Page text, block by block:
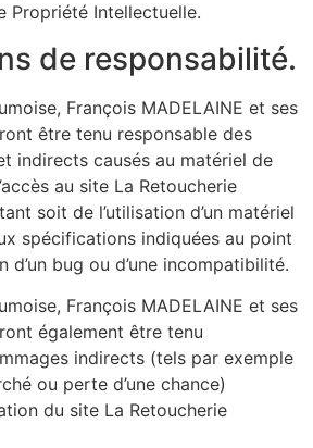
Propriété Intellectuelle.
de responsabilité.
François MADELAINE et ses
être tenu responsable des
indirects causés au matériel de
au site La Retoucherie
soit de l’utilisation d’un matériel
spécifications indiquées au point
d’un bug ou d’une incompatibilité.
François MADELAINE et ses
également être tenu
indirects (tels par exemple
ou perte d’une chance)
du site La Retoucherie